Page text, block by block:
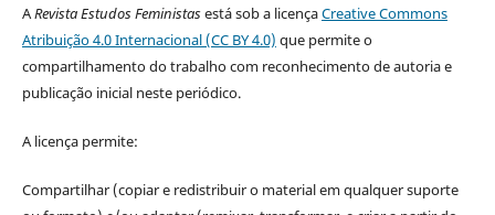
ARevista Estudos Feministasestá sob a licençaCreative Commons
Atribuição 4.0 Internacional (CC BY 4.0) que permite o
compartilhamento do trabalho com reconhecimento de autoria e
publicação inicial neste periódico.
A licença permite:
Compartilhar (copiar e redistribuir o material em qualquer suporte